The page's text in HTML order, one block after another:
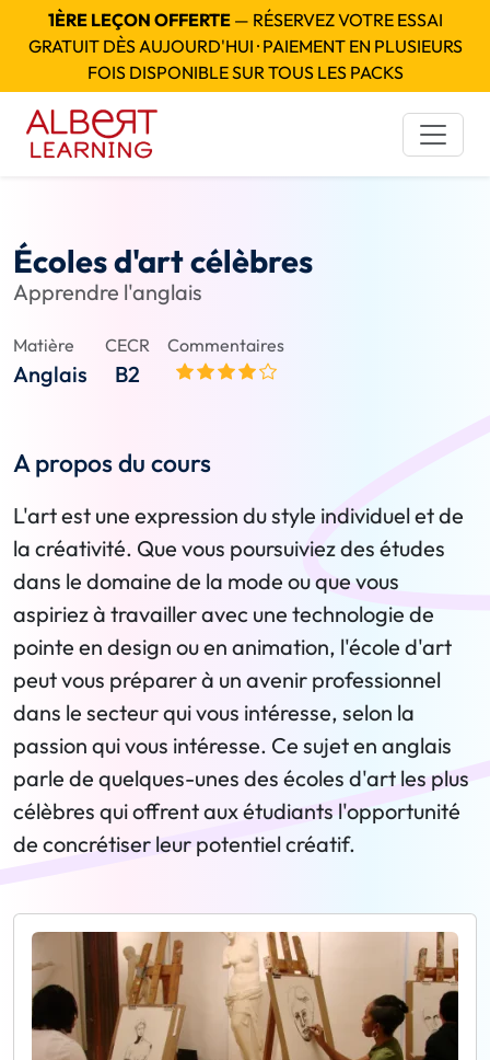
1ÈRE LEÇON OFFERTE— RÉSERVEZ VOTRE ESSAI
GRATUIT DÈS AUJOURD'HUI · PAIEMENT EN PLUSIEURS
FOIS DISPONIBLE SUR TOUS LES PACKS
Écoles d'art célèbres
Apprendre l'anglais
Matière
Anglais
CECR
B2
Commentaires
A propos du cours
L'art est une expression du style individuel et de
la créativité. Que vous poursuiviez des études
dans le domaine de la mode ou que vous
aspiriez à travailler avec une technologie de
pointe en design ou en animation, l'école d'art
peut vous préparer à un avenir professionnel
dans le secteur qui vous intéresse, selon la
passion qui vous intéresse. Ce sujet en anglais
parle de quelques-unes des écoles d'art les plus
célèbres qui offrent aux étudiants l'opportunité
de concrétiser leur potentiel créatif.